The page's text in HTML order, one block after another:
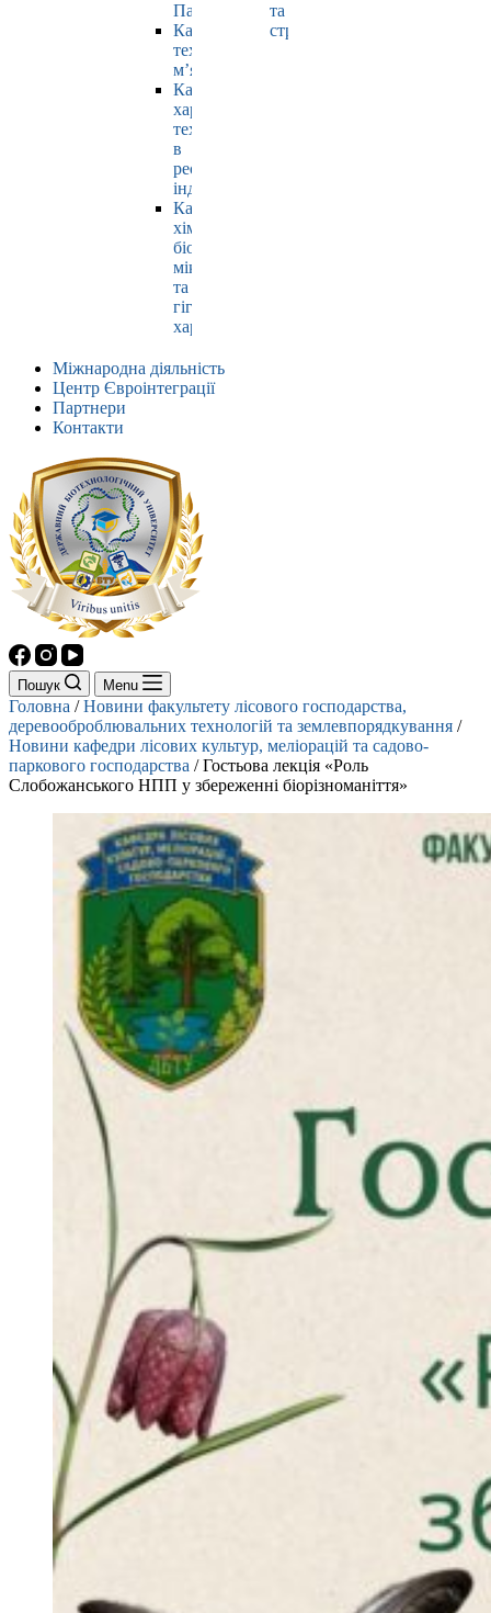
Павлюк
Кафедра
технології
м’яса
Кафедра
харчових
технологій
в
ресторанній
індустрії
Кафедра
хімії,
біохімії,
мікробіології
та
гігієни
харчування
та
страхування
Міжнародна діяльність
Центр Євроінтеграції
Партнери
Контакти
Пошук Menu
Головна /Новини факультету лісового господарства,
деревооброблювальних технологій та землевпорядкування /
Новини кафедри лісових культур, меліорацій та садово-
паркового господарства /Гостьова лекція «Роль
Слобожанського НПП у збереженні біорізноманіття»